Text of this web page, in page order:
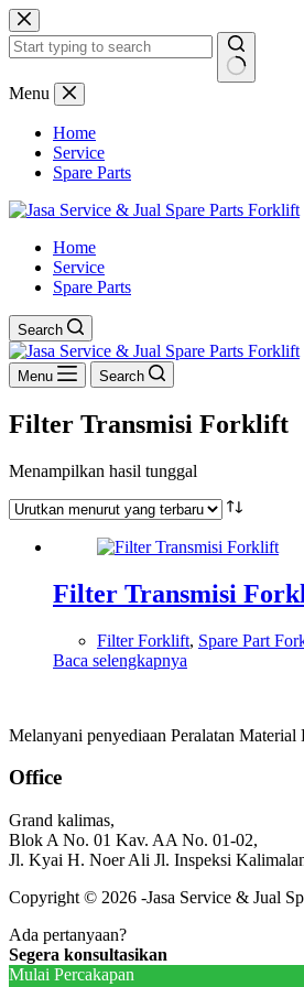
Skip
to
content
No
Menu
Home
Service
Spare Parts
Home
Service
Spare Parts
Search
Menu Search
Filter Transmisi Forklift
Menampilkan hasil tunggal
Filter Transmisi
Filter Forklift, Spare Part
Baca selengkapnya
Melanyani penyediaan Peralatan
Office
Grand kalimas,
Blok A No. 01 Kav. AA No. 01-02,
Jl. Kyai H. Noer Ali Jl. Inspeksi
Copyright © 2026 -Jasa Service & Jual
Ada pertanyaan?
Segera konsultasikan
Mulai Percakapan